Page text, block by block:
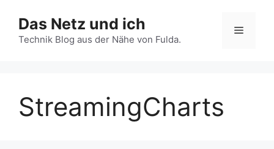
Inhalt
springen
Das Netz und ich
Technik Blog aus der Nähe von Fulda.
Menü
StreamingCharts